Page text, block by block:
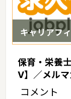
キャリアフ
保育・栄養
V】／メル
コメント